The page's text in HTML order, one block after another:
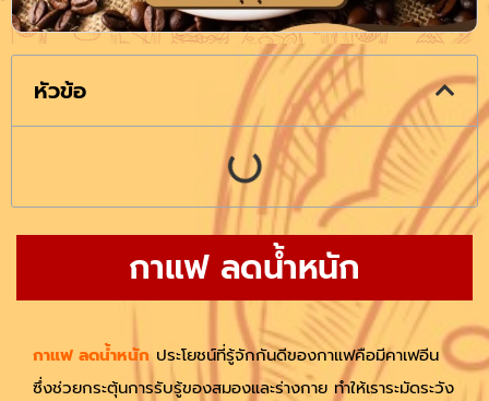
หัวข้อ
กาแฟ ลดน้ําหนัก
กาแฟ ลดน้ําหนัก ประโยชน์ที่รู้จักกันดีของกาแฟคือมีคาเฟอีน
ซึ่งช่วยกระตุ้นการรับรู้ของสมองและร่างกาย ทำให้เราระมัดระวัง